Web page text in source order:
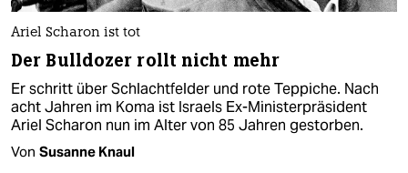
Ariel Scharon ist tot
Der Bulldozer rollt nicht mehr
Er schritt über Schlachtfelder und rote Teppiche. Nach
acht Jahren im Koma ist Israels Ex-Ministerpräsident
Ariel Scharon nun im Alter von 85 Jahren gestorben.
Von Susanne Knaul